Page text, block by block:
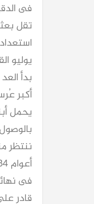
فى
تقل
يوليو
أكبر
يحمل
ننتظر
فى
قادر